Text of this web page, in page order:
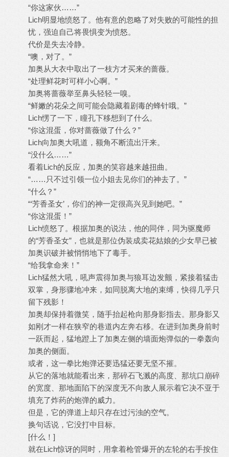
“你这家伙……”
Lich明显地愤怒了。他有意的忽略了对失败的可能性的担
忧，强迫自己将畏惧变为愤怒。
代价是失去冷静。
“噢，对了。”
加奥从大衣中取出了一枝方才买来的蔷薇。
“处理鲜花时可样小心啊。”
加奥将蔷薇举至鼻头轻轻一嗅。
“鲜嫩的花朵之间可能会隐藏着剧毒的蜂针哦。”
Lich愣了一下，瞳孔下移想到了什么。
“你这混蛋，你对蔷薇做了什么？”
Lich向加奥大吼道，额角不断流出汗来。
“没什么……”
看着Lich的反应，加奥的笑容越来越扭曲。
“……只不过引领一位小姐去见你们的神去了。”
“什么？”
“‘芳香圣女’，你们的神一定很高兴见到她吧。”
“你这混蛋！”
Lich愤怒了。根据加奥的说法，他的同伴，同为驱魔师
的“芳香圣女”，也就是那位伪装成卖花姑娘的少女早已被
加奥识破并被悄悄地下了毒手。
“给我拿命来！”
Lich猛然大吼，吼声震得加奥与狼耳边发颤，紧接着猛击
双掌，身形骤地冲来，如同脱离大地的束缚，快得几乎只
留下残影！
加奥却保持着微笑，随手抬起枪向那身影指去。那身影又
如刚才一样在狭窄的巷道内左奔右移。在进到加奥身前时
一跃而起，猛地蹬上了加奥左侧的墙面炮弹似的一拳轰向
加奥的侧面。
或者，这一拳比炮弹还要迅猛还要无坚不摧。
从它的落地就能看出来，那碎石飞溅的高度、那坑口崩碎
的宽度、那地面陷下的深度无不向敌人展示着它决不亚于
填充了炸药的炮弹的威力。
但是，它的弹道上却只存在过污浊的空气。
换句话说，它没打中目标。
[什么！]
就在Lich惊讶的同时，用拿着枪管爆开的左轮的右手按住